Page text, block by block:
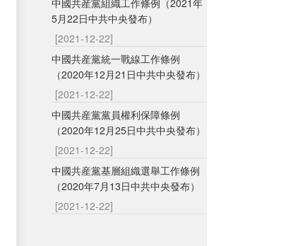
中國共産黨組織工作條例（2021年
5月22日中共中央發布）
[2021-12-22]
中國共産黨統一戰線工作條例
（2020年12月21日中共中央發布）
[2021-12-22]
中國共産黨黨員權利保障條例
（2020年12月25日中共中央發布）
[2021-12-22]
中國共産黨基層組織選舉工作條例
（2020年7月13日中共中央發布）
[2021-12-22]